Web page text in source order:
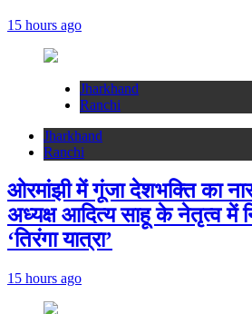
15 hours ago
Jharkhand
Ranchi
Jharkhand
Ranchi
ओरमांझी में गूंजा देशभक्ति का
अध्यक्ष आदित्य साहू के नेतृत्व में
‘तिरंगा यात्रा’
15 hours ago